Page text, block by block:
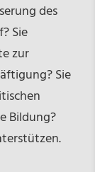
des
Sie
zur
Sie
Bildung?